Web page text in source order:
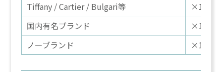
Tiffany / Cartier / Bulgari等
×1.5〜
国内有名ブランド
×1.2〜
ノーブランド
×1.0倍